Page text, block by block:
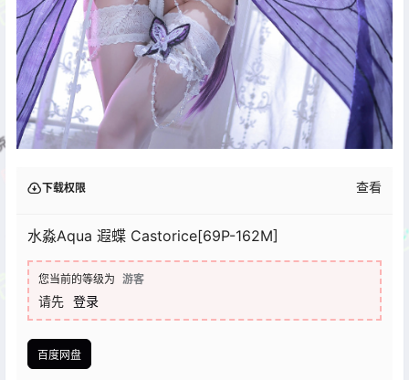
下载权限 查看
水淼Aqua 遐蝶 Castorice[69P-162M]
您当前的等级为 游客
请先 登录
百度网盘